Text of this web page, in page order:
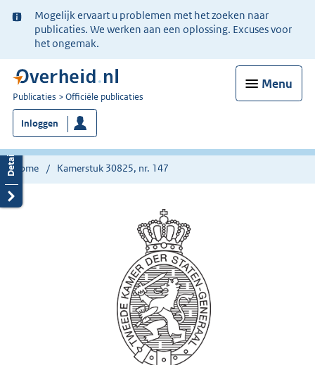
Ter
informatie:
Mogelijk ervaart u problemen met het zoeken naar
publicaties. We werken aan een oplossing. Excuses voor
het ongemak.
Menu
U
bent
nu
hier:
Publicaties Officiële publicaties
Inloggen
Home Kamerstuk 30825, nr. 147